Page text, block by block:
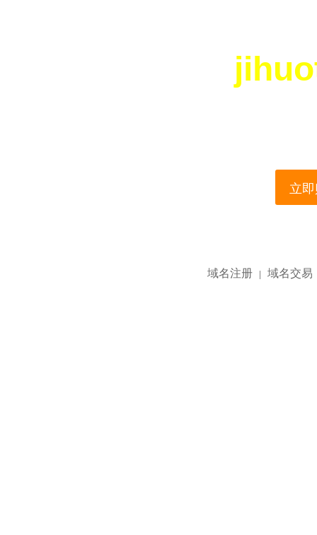
立
域名注册 | 域名交易